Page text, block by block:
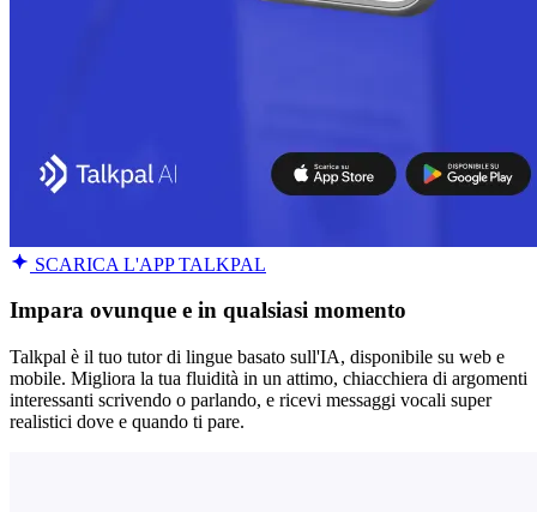
SCARICA L'APP TALKPAL
Impara ovunque e in qualsiasi momento
Talkpal è il tuo tutor di lingue basato sull'IA, disponibile su web e
mobile. Migliora la tua fluidità in un attimo, chiacchiera di argomenti
interessanti scrivendo o parlando, e ricevi messaggi vocali super
realistici dove e quando ti pare.